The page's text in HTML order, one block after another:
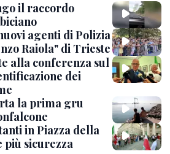
il raccordo
agenti di Polizia
Raiola" di Trieste
alla conferenza sul
dei
la prima gru
in Piazza della
più sicurezza